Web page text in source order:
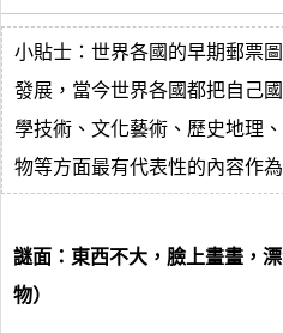
小貼士：世界各國的早期郵票
發展，當今世界各國都把自己
學技術、文化藝術、歷史地理
物等方面最有代表性的內容作
謎面：東西不大，臉上畫畫，
物）